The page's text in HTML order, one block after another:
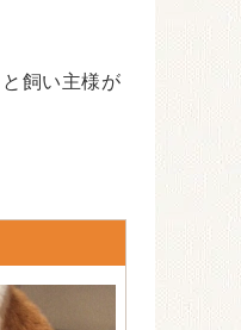
飼い主様が